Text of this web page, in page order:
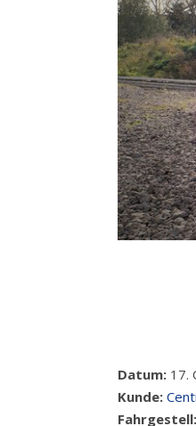
Datum: 17.
Kunde:
Fahrgestell: